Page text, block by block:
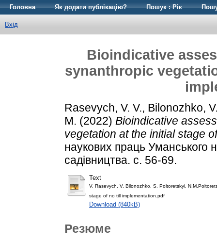
Головна Як додати публікацію? Пошук : Рік
Вхід
Bioindicative
synanthropic
Rasevych, V. V., Bilonozhko,
M. (2022) Bioindicative
vegetation at the initial stage
наукових праць Уманського
садівництва. с. 56-69.
Text
V. Rasevych. V. Bilonozhko, S. Poltoretskyi,
stage of no till implementation.pdf
Download (840kB)
Резюме